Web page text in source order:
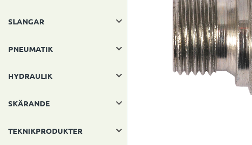
SLANGAR
PNEUMATIK
HYDRAULIK
SKÄRANDE
TEKNIKPRODUKTER